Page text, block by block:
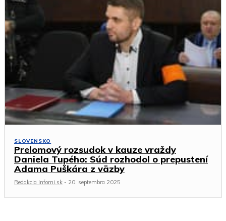
SLOVENSKO
Prelomový rozsudok v kauze vraždy
Daniela Tupého: Súd rozhodol o prepustení
Adama Puškára z väzby
Redakcia Infomi.sk - 20. septembra 2025